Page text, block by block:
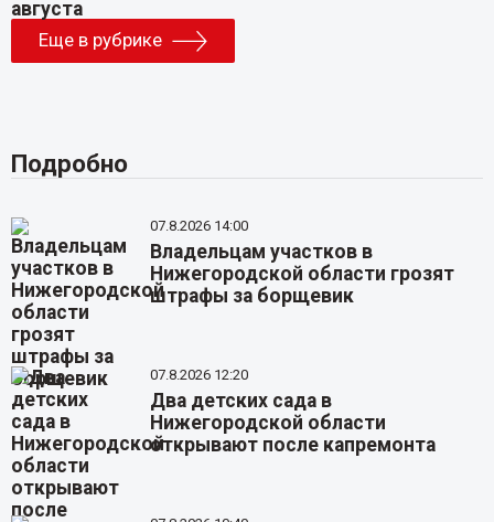
Еще в рубрике
Подробно
07.8.2026 14:00
Владельцам участков в
Нижегородской области грозят
штрафы за борщевик
07.8.2026 12:20
Два детских сада в
Нижегородской области
открывают после капремонта